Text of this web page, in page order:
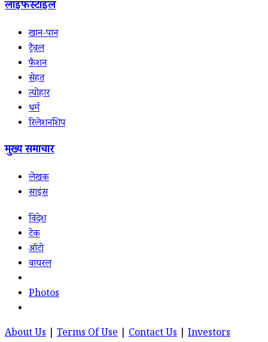
लाइफस्टाइल
खान-पान
ट्रैवल
फैशन
सेहत
त्योहार
धर्म
रिलेशनशिप
मुख्य समाचार
लेखक
साइंस
विदेश
टेक
ऑटो
वायरल
Photos
About Us Terms Of Use Contact Us
Investors